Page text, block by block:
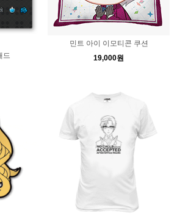
드
민트 아이 이모티콘 쿠션
19,000원